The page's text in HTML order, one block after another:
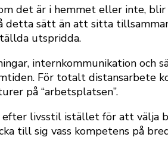
det är i hemmet eller inte,
sätt än att sitta
utspridda.
internkommunikation
För totalt distansarbete
på “arbetsplatsen”.
livsstil istället för att välja
till sig vass kompetens på